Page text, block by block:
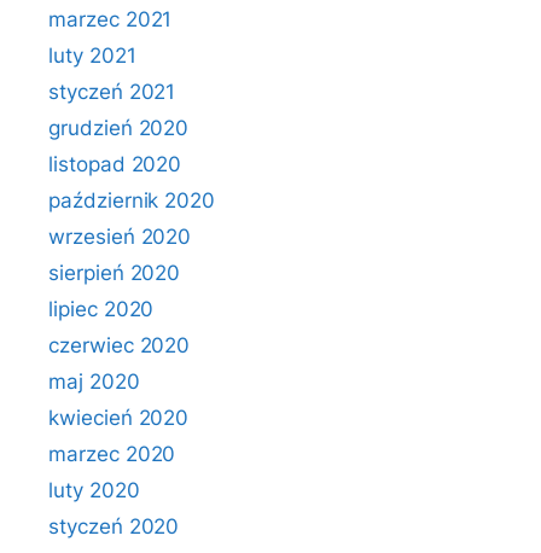
marzec 2021
luty 2021
styczeń 2021
grudzień 2020
listopad 2020
październik 2020
wrzesień 2020
sierpień 2020
lipiec 2020
czerwiec 2020
maj 2020
kwiecień 2020
marzec 2020
luty 2020
styczeń 2020